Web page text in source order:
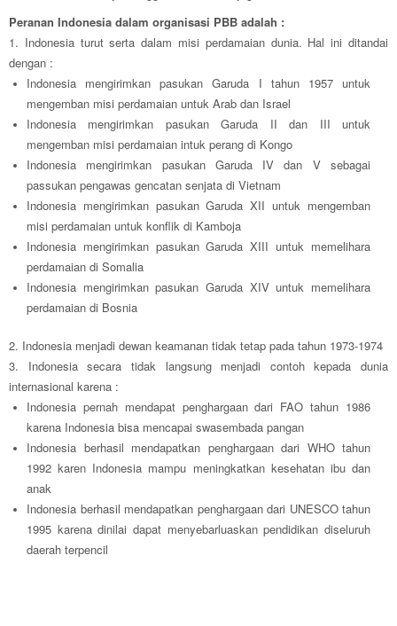
Peranan Indonesia dalam organisasi PBB adalah :
1. Indonesia turut serta dalam misi perdamaian dunia. Hal ini ditandai
dengan :
Indonesia mengirimkan pasukan Garuda I tahun 1957 untuk
mengemban misi perdamaian untuk Arab dan Israel
Indonesia mengirimkan pasukan Garuda II dan III untuk
mengemban misi perdamaian intuk perang di Kongo
Indonesia mengirimkan pasukan Garuda IV dan V sebagai
passukan pengawas gencatan senjata di Vietnam
Indonesia mengirimkan pasukan Garuda XII untuk mengemban
misi perdamaian untuk konflik di Kamboja
Indonesia mengirimkan pasukan Garuda XIII untuk memelihara
perdamaian di Somalia
Indonesia mengirimkan pasukan Garuda XIV untuk memelihara
perdamaian di Bosnia
2. Indonesia menjadi dewan keamanan tidak tetap pada tahun 1973-1974
3. Indonesia secara tidak langsung menjadi contoh kepada dunia
internasional karena :
Indonesia pernah mendapat penghargaan dari FAO tahun 1986
karena Indonesia bisa mencapai swasembada pangan
Indonesia berhasil mendapatkan penghargaan dari WHO tahun
1992 karen Indonesia mampu meningkatkan kesehatan ibu dan
anak
Indonesia berhasil mendapatkan penghargaan dari UNESCO tahun
1995 karena dinilai dapat menyebarluaskan pendidikan diseluruh
daerah terpencil